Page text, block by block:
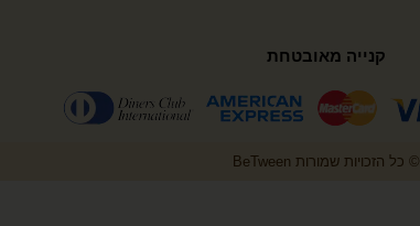
קנייה מאובטחת
© כל הזכויות שמורות BeTween